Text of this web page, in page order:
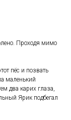
Проходя мимо
пёс и позвать
маленький
два карих глаза,
Ярик подбегал